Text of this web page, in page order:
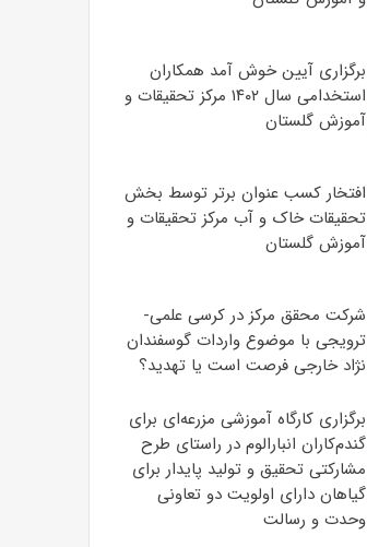
برگزاری آیین خوش آمد همکاران
استخدامی سال ۱۴۰۲ مرکز تحقیقات و
آموزش گلستان
افتخار کسب عنوان برتر توسط بخش
تحقیقات خاک و آب مرکز تحقیقات و
آموزش گلستان
شرکت محقق مرکز در کرسی علمی-
ترویجی با موضوع واردات گوسفندان
نژاد خارجی فرصت است یا تهدید؟
برگزاری کارگاه آموزشی مزرعه‌ای برای
گندم‌کاران انبارالوم در راستای طرح
مشارکتی تحقیق و تولید پایدار برای
گیاهان دارای اولویت دو تعاونی
وحدت و رسالت